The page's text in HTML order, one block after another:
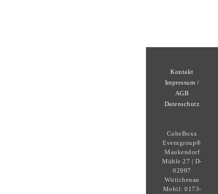
Kontakt
Impressum /
AGB
Datenschutz
CubeBoxx
Eventgroup®
Maukendorf
Mühle 27 | D-
02997
Wittichenau
Mobil: 0173-